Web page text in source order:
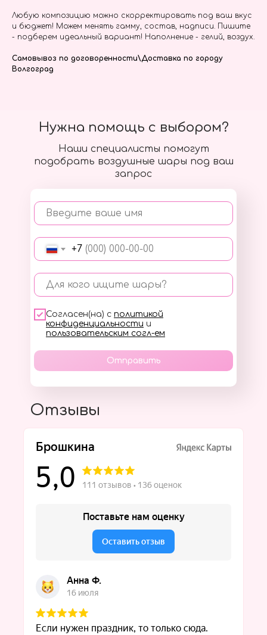
Любую композицию можно скорректировать под ваш вкус
и бюджет! Можем менять гамму, состав, надписи. Пишите
- подберем идеальный вариант! Наполнение - гелий, воздух.
Самовывоз по договоренности\Доставка по городу
Волгоград
Наши специалисты помогут
подобрать воздушные шары под ваш
запрос
Введите ваше имя
+7
Для кого ищите шары?
Согласен(на) с политикой
конфиденциальности и
пользовательским согл-ем
Отправить
Нужна помощь с выбором?
Отзывы